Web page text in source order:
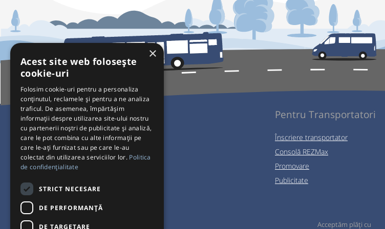
Pentru Călători
Curse autobuz
Plecări/Sosiri
Setări de cookie-uri
Pentru Transportatori
Înscriere transportator
Consolă REZMax
Promovare
Publicitate
Acceptăm plăți cu
×
Acest site web folosește
cookie-uri
Folosim cookie-uri pentru a personaliza
conținutul, reclamele și pentru a ne analiza
traficul. De asemenea, împărtășim
informații despre utilizarea site-ului nostru
cu partenerii noștri de publicitate și analiză,
care le pot combina cu alte informații pe
care le-ați furnizat sau pe care le-au
colectat din utilizarea serviciilor lor. Politica
de confidențialitate
STRICT NECESARE
DE PERFORMANȚĂ
DE TARGETARE